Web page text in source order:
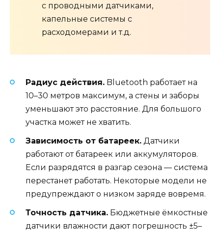
с проводными датчиками,
капельные системы с
расходомерами и т.д.
Радиус действия. Bluetooth работает на
10–30 метров максимум, а стены и заборы
уменьшают это расстояние. Для большого
участка может не хватить.
Зависимость от батареек. Датчики
работают от батареек или аккумуляторов.
Если разрядятся в разгар сезона — система
перестанет работать. Некоторые модели не
предупреждают о низком заряде вовремя.
Точность датчика. Бюджетные ёмкостные
датчики влажности дают погрешность ±5–